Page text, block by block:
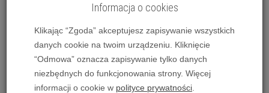
Wzmacniacz stereofoniczny Atoll IN100 Signature (srebrny)
Możliwość zakupu produktu w bezpłatnym systemie
Informacja o cookies
Klikając “Zgoda” akceptujesz zapisywanie wszystkich
danych cookie na twoim urządzeniu. Kliknięcie
“Odmowa” oznacza zapisywanie tylko danych
niezbędnych do funkcjonowania strony. Więcej
informacji o cookie w polityce prywatności